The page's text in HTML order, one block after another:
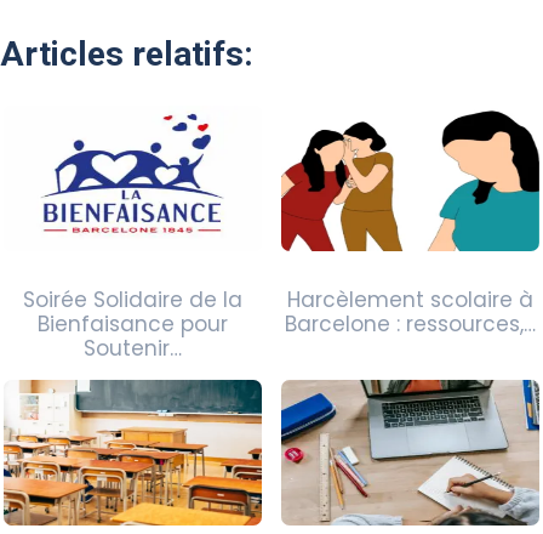
Articles relatifs:
Soirée Solidaire de la
Bienfaisance pour
Soutenir…
Harcèlement scolaire à
Barcelone : ressources,…